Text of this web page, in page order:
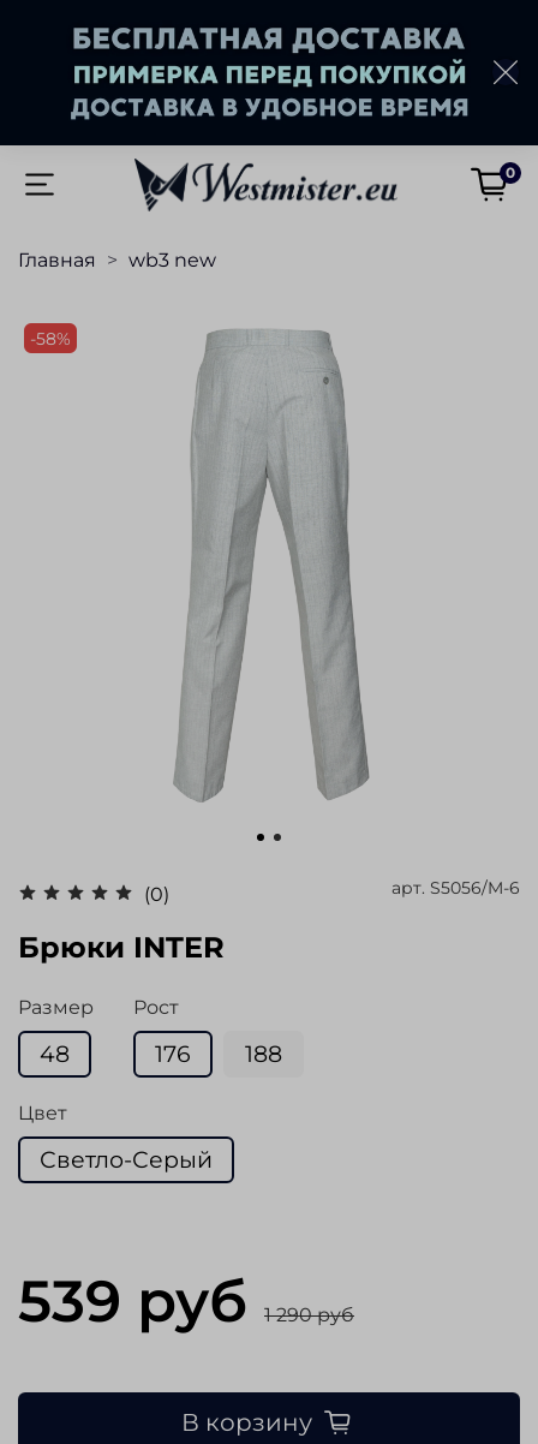
0
Главная wb3 new
-58%
(0) арт. S5056/M-6
Брюки INTER
Размер
48
Рост
176 188
Цвет
Светло-Серый
539 руб 1 290 руб
В корзину